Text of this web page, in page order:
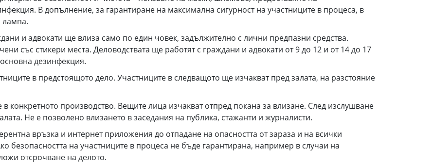
В допълнение, за гарантиране на максимална сигурност на участниците в процеса, в
лампа.
и адвокати ще влиза само по един човек, задължително с лични предпазни средства.
със стикери места. Деловодствата ще работят с граждани и адвокати от 9 до 12 и от 14 до 17
дезинфекция.
в предстоящото дело. Участниците в следващото ще изчакват пред залата, на разстояние
в конкретното производство. Вещите лица изчакват отпред покана за влизане. След изслушване
Не е позволено влизането в заседания на публика, стажанти и журналисти.
връзка и интернет приложения до отпадане на опасността от зараза и на всички
безопасността на участниците в процеса не бъде гарантирана, например в случаи на
отсрочване на делото.